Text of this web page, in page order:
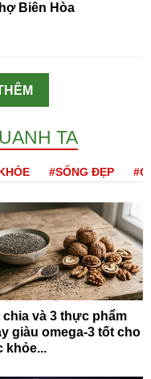
Biên Hòa
TA
#SỐNG ĐẸP
chia và 3 thực phẩm
giàu omega-3 tốt cho
khỏe...